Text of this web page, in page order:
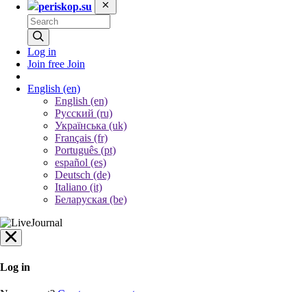
periskop.su
Log in
Join free Join
English (en)
English (en)
Русский (ru)
Українська (uk)
Français (fr)
Português (pt)
español (es)
Deutsch (de)
Italiano (it)
Беларуская (be)
Log in